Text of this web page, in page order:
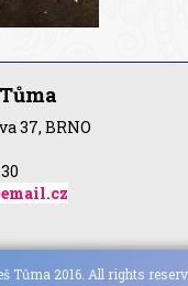
37, BRNO
Tůma 2016. All rights